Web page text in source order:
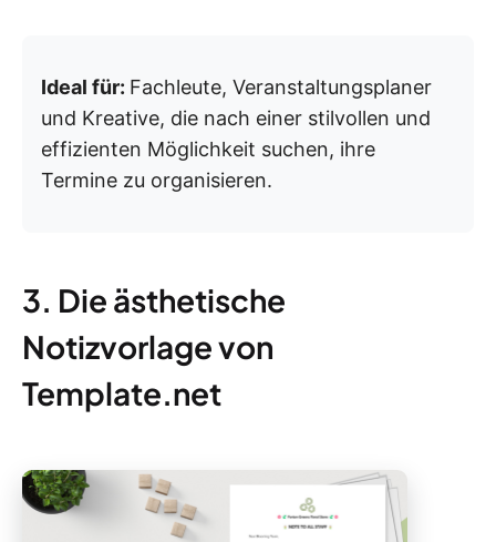
Ideal für: Fachleute, Veranstaltungsplaner
und Kreative, die nach einer stilvollen und
effizienten Möglichkeit suchen, ihre
Termine zu organisieren.
3. Die ästhetische
Notizvorlage von
Template.net